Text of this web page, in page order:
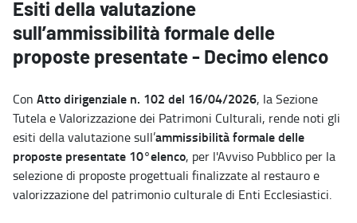
Esiti della valutazione
sull’ammissibilità formale delle
proposte presentate - Decimo elenco
Con Atto dirigenziale n. 102 del 16/04/2026, la Sezione
Tutela e Valorizzazione dei Patrimoni Culturali, rende noti gli
esiti della valutazione sull’ammissibilità formale delle
proposte presentate 10°elenco, per l'Avviso Pubblico per la
selezione di proposte progettuali finalizzate al restauro e
valorizzazione del patrimonio culturale di Enti Ecclesiastici.